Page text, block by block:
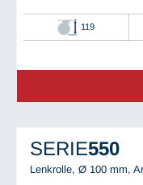
119
SERIE550
Lenkrolle, Ø 100 mm,